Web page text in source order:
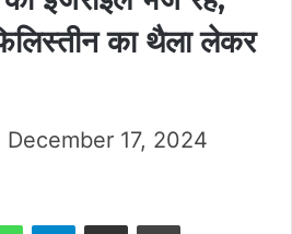
का थैला लेकर
December 17, 2024
WhatsAppTelegramShare via Email Print